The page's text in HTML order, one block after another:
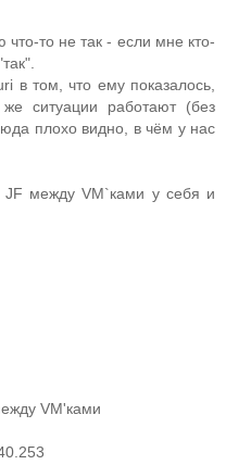
что-то не так - если мне кто-
в том, что ему показалось,
ситуации работают (без
плохо видно, в чём у нас
JF между VM`ками у себя и
VM'ками